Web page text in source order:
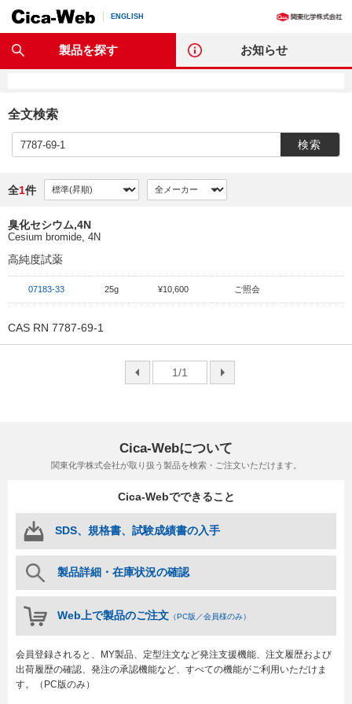
ENGLISH
製品を探す お知らせ
全文検索
検索
全1件
臭化セシウム,4N
Cesium bromide, 4N
高純度試薬
07183-33 25g ¥10,600 ご照会
CAS RN 7787-69-1
前へ 1/1 次へ
Cica-Webについて
関東化学株式会社が取り扱う製品を検索・ご注文いただけます。
Cica-Webでできること
SDS、規格書、試験成績書の入手
製品詳細・在庫状況の確認
Web上で製品のご注文 （PC版／会員様のみ）
会員登録されると、MY製品、定型注文など発注支援機能、注文履歴および
出荷履歴の確認、発注の承認機能など、すべての機能がご利用いただけま
す。（PC版のみ）